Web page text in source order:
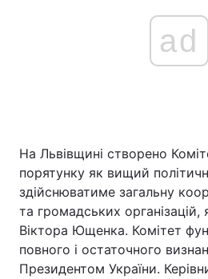
ad
На Львівщині створено
порятунку як вищий
здійснюватиме загальну
та громадських організацій,
Віктора Ющенка. Комітет
повного і остаточного
Президентом України.